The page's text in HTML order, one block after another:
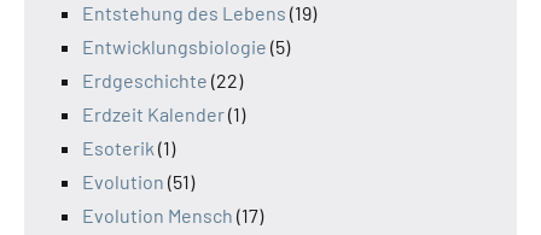
Entstehung des Lebens (19)
Entwicklungsbiologie (5)
Erdgeschichte (22)
Erdzeit Kalender(1)
Esoterik (1)
Evolution (51)
Evolution Mensch (17)